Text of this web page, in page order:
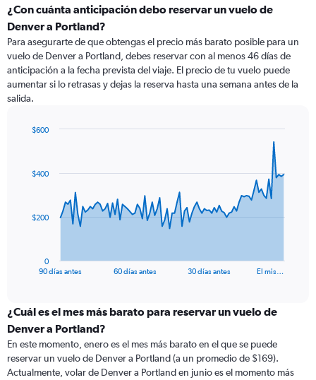
¿Con cuánta anticipación debo reservar un vuelo de
Denver a Portland?
Para asegurarte de que obtengas el precio más barato posible para un
vuelo de Denver a Portland, debes reservar con al menos 46 días de
anticipación a la fecha prevista del viaje. El precio de tu vuelo puede
aumentar si lo retrasas y dejas la reserva hasta una semana antes de la
salida.
data
The
categories.
Range:
categories.
The
90 días antes 60 días antes 30 días antes El mis…
0
$200
$400
$600
¿Cuál es el mes más barato para reservar un vuelo de
Denver a Portland?
En este momento, enero es el mes más barato en el que se puede
reservar un vuelo de Denver a Portland (a un promedio de $169).
Actualmente, volar de Denver a Portland en junio es el momento más